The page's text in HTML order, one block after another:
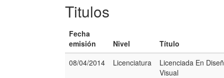
Titulos
Fecha
emisión
Nivel
Título
08/04/2014
Licenciatura
Licenciada En
Visual